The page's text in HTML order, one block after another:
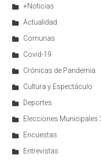
+Noticias
Actualidad
Comunas
Covid-19
Crónicas de Pandemia
Cultura y Espectáculo
Deportes
Elecciones Municipales
Encuestas
Entrevistas